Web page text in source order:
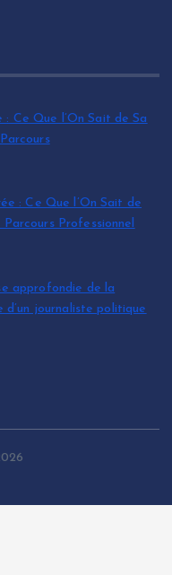
Ce Que l’On Sait de Sa
: Ce Que l’On Sait de
Professionnel
approfondie de la
journaliste politique